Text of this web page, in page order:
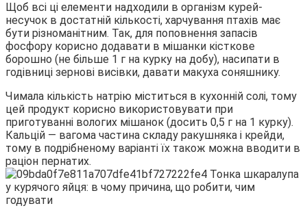
Щоб всі ці елементи надходили в організм курей-
несучок в достатній кількості, харчування птахів має
бути різноманітним. Так, для поповнення запасів
фосфору корисно додавати в мішанки кісткове
борошно (не більше 1 г на курку на добу), насипати в
годівниці зернові висівки, давати макуха соняшнику.
Чимала кількість натрію міститься в кухонній солі, тому
цей продукт корисно використовувати при
приготуванні вологих мішанок (досить 0,5 г на 1 курку).
Кальцій — вагома частина складу ракушняка і крейди,
тому в подрібненому варіанті їх також можна вводити в
раціон пернатих.